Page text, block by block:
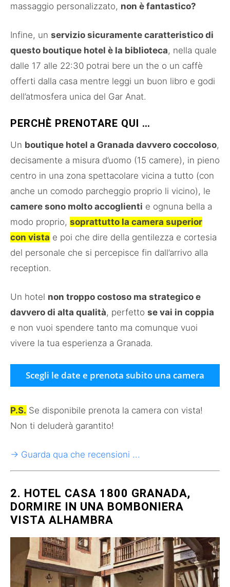
massaggio personalizzato, non è fantastico?
Infine, un servizio sicuramente caratteristico di
questo boutique hotel è la biblioteca, nella quale
dalle 17 alle 22:30 potrai bere un the o un caffè
offerti dalla casa mentre leggi un buon libro e godi
dell’atmosfera unica del Gar Anat.
PERCHÈ PRENOTARE QUI …
Un boutique hotel a Granada davvero coccoloso,
decisamente a misura d’uomo (15 camere), in pieno
centro in una zona spettacolare vicina a tutto (con
anche un comodo parcheggio proprio li vicino), le
camere sono molto accoglienti e ognuna bella a
modo proprio, soprattutto la camera superior
con vista e poi che dire della gentilezza e cortesia
del personale che si percepisce fin dall’arrivo alla
reception.
Un hotel non troppo costoso ma strategico e
davvero di alta qualità, perfetto se vai in coppia
e non vuoi spendere tanto ma comunque vuoi
vivere la tua esperienza a Granada.
Scegli le date e prenota subito una camera
P.S. Se disponibile prenota la camera con vista!
Non ti deluderà garantito!
→ Guarda qua che recensioni ...
2. HOTEL CASA 1800 GRANADA,
DORMIRE IN UNA BOMBONIERA
VISTA ALHAMBRA